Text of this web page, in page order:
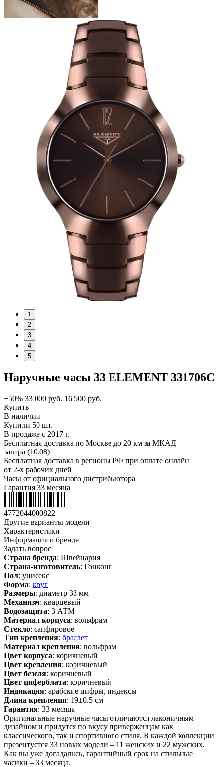
1
2
3
4
5
Наручные часы 33 ELEMENT 331706C
−50% 33 000 руб. 16 500 руб.
Купить
В наличии
Купили 50 шт.
В продаже с 2017 г.
Бесплатная доставка по Москве до 20 км за МКАД
завтра (10.08)
Бесплатная доставка в регионы РФ при оплате онлайн
от 2-х рабочих дней
Часы от официального дистрибьютора
Гарантия 33 месяца
4772044000822
Другие варианты модели
Характеристики
Информация о бренде
Задать вопрос
Страна бренда: Швейцария
Страна-изготовитель: Гонконг
Пол: унисекс
Форма: круг
Размеры: диаметр 38 мм
Механизм: кварцевый
Водозащита: 3 АТМ
Материал корпуса: вольфрам
Стекло: сапфировое
Тип крепления: браслет
Материал крепления: вольфрам
Цвет корпуса: коричневый
Цвет крепления: коричневый
Цвет безеля: коричневый
Цвет циферблата: коричневый
Индикация: арабские цифры, индексы
Длина крепления: 19±0.5 см
Гарантия: 33 месяца
Оригинальные наручные часы отличаются лаконичным
дизайном и придутся по вкусу приверженцам как
классического, так и спортивного стиля. В каждой коллекции
презентуется 33 новых модели – 11 женских и 22 мужских.
Как вы уже догадались, гарантийный срок на стильные
часики – 33 месяца.